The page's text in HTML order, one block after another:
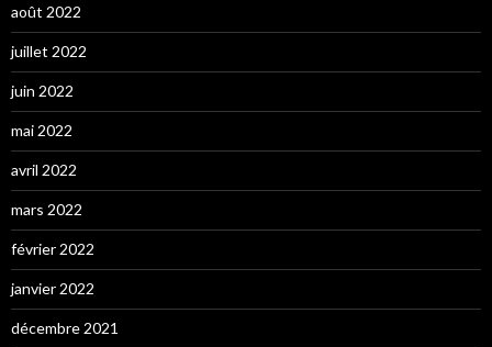
août 2022
juillet 2022
juin 2022
mai 2022
avril 2022
mars 2022
février 2022
janvier 2022
décembre 2021